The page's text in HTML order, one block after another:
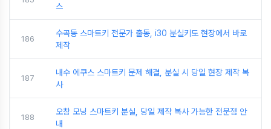
스
186
수곡동 스마트키 전문가 출동, i30 분실키도 현장에서 바로
제작
187
내수 에쿠스 스마트키 문제 해결, 분실 시 당일 현장 제작 복
사
188
오창 모닝 스마트키 분실, 당일 제작 복사 가능한 전문점 안
내